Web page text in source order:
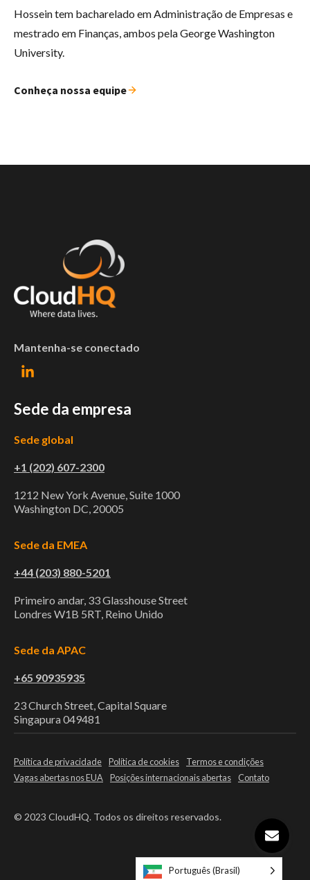
Hossein tem bacharelado em Administração de Empresas e
mestrado em Finanças, ambos pela George Washington
University.
Conheça nossa equipe
Abrir
Mantenha-se conectado
Sede da empresa
Sede global
+1 (202) 607-2300
1212 New York Avenue, Suite 1000
Washington DC, 20005
Sede da EMEA
+44 (203) 880-5201
Primeiro andar, 33 Glasshouse Street
Londres W1B 5RT, Reino Unido
Sede da APAC
+65 90935935
23 Church Street, Capital Square
Singapura 049481
Política de privacidade Política de cookies
Termos e condições
Vagas abertas nos EUA
Posições internacionais abertas Contato
© 2023 CloudHQ. Todos os direitos reservados.
Português (Brasil)